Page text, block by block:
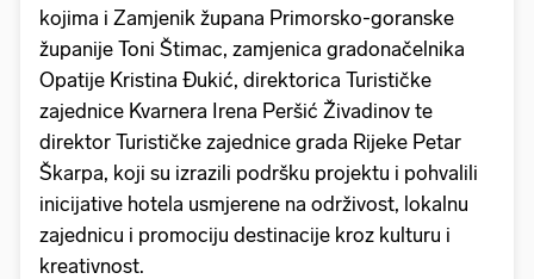
kojima i Zamjenik župana Primorsko-goranske
županije Toni Štimac, zamjenica gradonačelnika
Opatije Kristina Đukić, direktorica Turističke
zajednice Kvarnera Irena Peršić Živadinov te
direktor Turističke zajednice grada Rijeke Petar
Škarpa, koji su izrazili podršku projektu i pohvalili
inicijative hotela usmjerene na održivost, lokalnu
zajednicu i promociju destinacije kroz kulturu i
kreativnost.